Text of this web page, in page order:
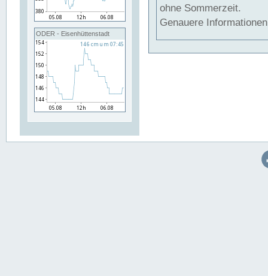
ODER - Eisenhüttenstadt
ohne Sommerzeit.
Genauere